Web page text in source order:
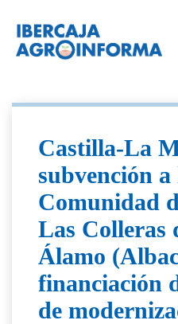
Castilla-La
subvención a
Comunidad
Las Colleras
Álamo
financiación
de